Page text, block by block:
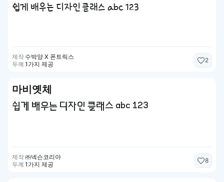
쉽게 배우는 디자인 클래스 abc 123
제작 수박양 X 폰트릭스
두께 1가지 제공
2
마비옛체
쉽게 배우는 디자인 클래스 abc 123
제작㈜넥슨코리아
두께 1가지 제공
8